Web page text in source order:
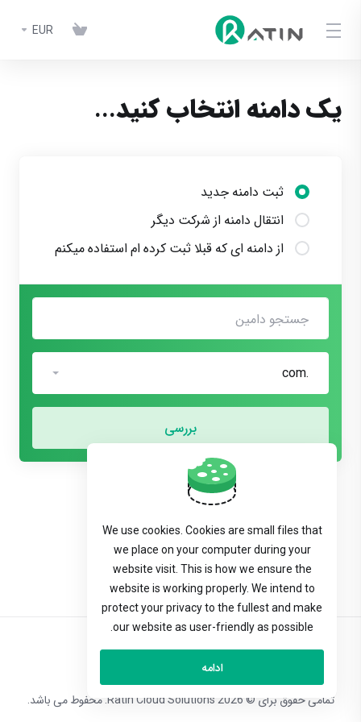
EUR
یک دامنه انتخاب کنید...
ثبت دامنه جدید
انتقال دامنه از شرکت دیگر
از دامنه ای که قبلا ثبت کرده ام استفاده میکنم
.com
بررسی
تمامی حقوق برای © 2026 Ratin Cloud Solutions. محفوط می باشد.
We use cookies. Cookies are small files that
we place on your computer during your
website visit. This is how we ensure the
website is working properly. We intend to
protect your privacy to the fullest and make
our website as user-friendly as possible.
ادامه